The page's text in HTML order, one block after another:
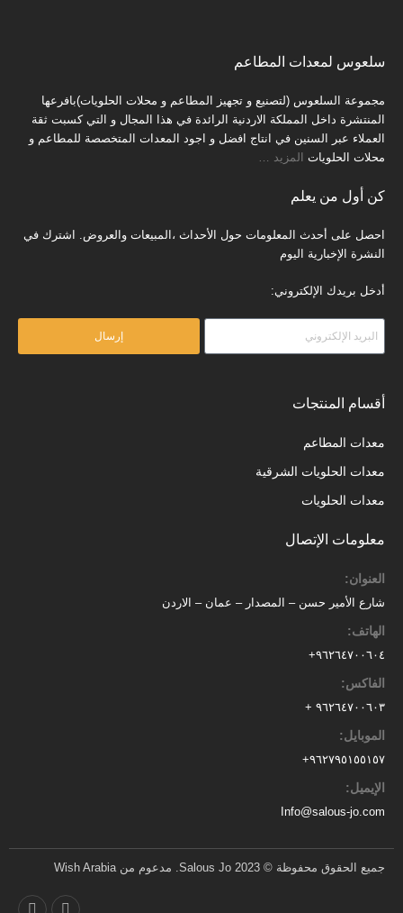
سلعوس لمعدات المطاعم
مجموعة السلعوس (لتصنيع و تجهيز المطاعم و محلات الحلويات)بافرعها
المنتشرة داخل المملكة الاردنية الرائدة في هذا المجال و التي كسبت ثقة
العملاء عبر السنين في انتاج افضل و اجود المعدات المتخصصة للمطاعم و
محلات الحلويات المزيد
كن أول من يعلم
احصل على أحدث المعلومات حول الأحداث ،المبيعات والعروض. اشترك في
النشرة الإخبارية اليوم
أدخل بريدك الإلكتروني:
إرسال
أقسام المنتجات
معدات المطاعم
معدات الحلويات الشرقية
معدات الحلويات
معلومات الإتصال
العنوان:
شارع الأمير حسن – المصدار – عمان – الاردن
الهاتف:
٩٦٢٦٤٧٠٠٦٠٤+
الفاكس:
٩٦٢٦٤٧٠٠٦٠٣ +
الموبايل:
٩٦٢٧٩٥١٥٥١٥٧+
الإيميل:
Info@salous-jo.com
جميع الحقوق محفوظة © 2023 Salous Jo. مدعوم من Wish Arabia